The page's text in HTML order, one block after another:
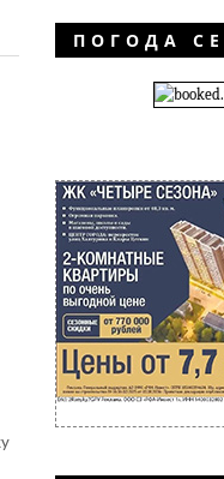
ПОГОДА